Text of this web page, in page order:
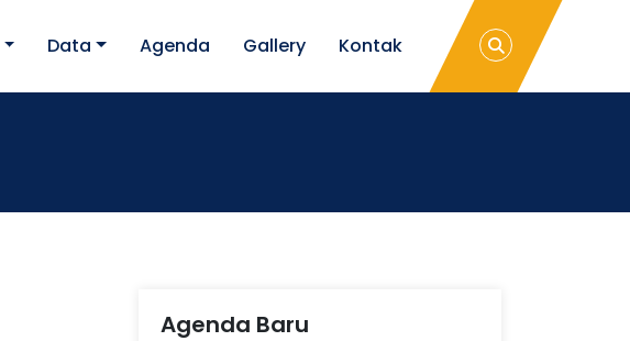
Data Agenda Gallery Kontak
Agenda Baru